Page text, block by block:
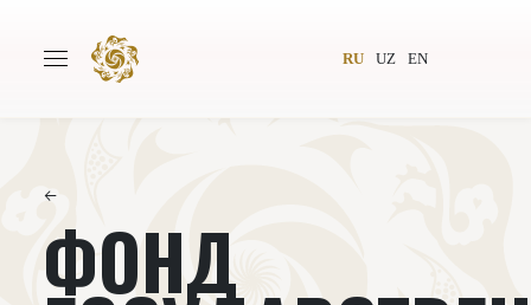
RU UZ EN
←
ФОНД